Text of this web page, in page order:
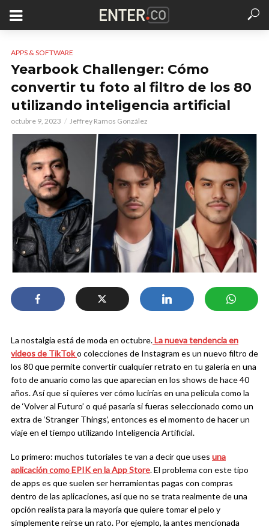
APPS & SOFTWARE
Yearbook Challenger: Cómo
convertir tu foto al filtro de los 80
utilizando inteligencia artificial
octubre 9, 2023 Jeffrey Ramos González
La nostalgia está de moda en octubre.La nueva tendencia en
videos de TikToko colecciones de Instagram es un nuevo filtro de
los 80 que permite convertir cualquier retrato en tu galería en una
foto de anuario como las que aparecían en los shows de hace 40
años. Así que si quieres ver cómo lucirías en una película como la
de ‘Volver al Futuro’ o qué pasaría si fueras seleccionado como un
extra de ‘Stranger Things’, entonces es el momento de hacer un
viaje en el tiempo utilizando Inteligencia Artificial.
Lo primero: muchos tutoriales te van a decir que uses una
aplicación como EPIK en la App Store. El problema con este tipo
de apps es que suelen ser herramientas pagas con compras
dentro de las aplicaciones, así que no se trata realmente de una
opción realista para la mayoría que quiere tomar el pelo y
simplemente reírse un rato. Por ejemplo, la antes mencionada